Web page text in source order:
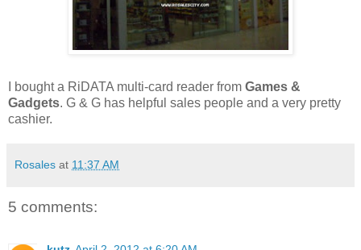
I bought a RiDATA multi-card reader from Games &
Gadgets. G & G has helpful sales people and a very pretty
cashier.
Rosales at 11:37 AM
5 comments: